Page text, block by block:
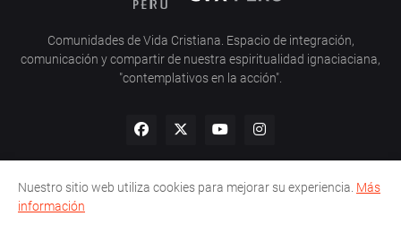
Comunidades de Vida Cristiana. Espacio de integración,
comunicación y compartir de nuestra espiritualidad ignaciaciana,
"contemplativos en la acción".
Inicio
Nuestro sitio web utiliza cookies para mejorar su experiencia. Más
información